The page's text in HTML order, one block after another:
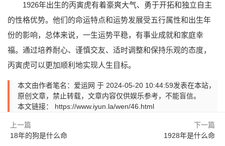
1926年出生的丙寅虎有着豪爽大气、勇于开拓和独立自主
的性格优势。他们的命运特点和运势发展受五行属性和出生年
份的影响，总体来说，一生运势平稳，有事业成就和家庭幸
福。通过培养耐心、谨慎交友、适时调整和保持乐观的态度，
丙寅虎可以更加顺利地实现人生目标。
本文由作者笔名：爱运网 于 2024-05-20 10:44:59发表在本站，
原创文章，禁止转载，文章内容仅供娱乐参考，不能盲信。
本文链接： https://www.iyun.la/wen/46.html
上一篇
18年的狗是什么命
下一篇
1928年是什么命